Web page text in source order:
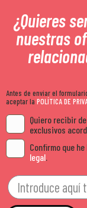
¿Quieres
nuestras
Antes de enviar el
aceptar la POLÍTICA DE
Quiero recibir
exclusivos
Confirmo que
legal